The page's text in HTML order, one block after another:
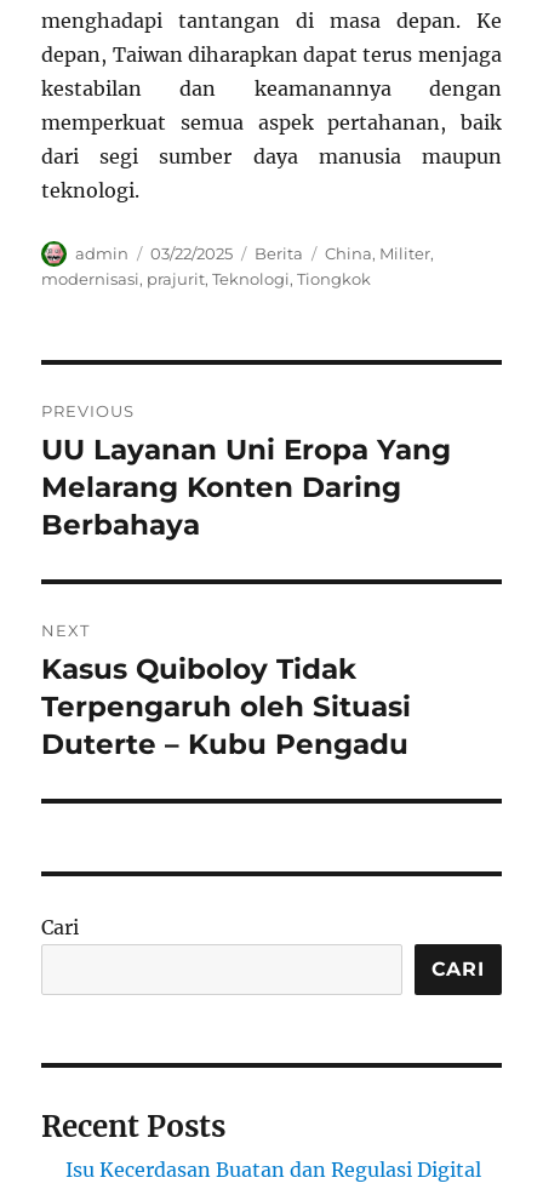
menghadapi tantangan di masa depan. Ke
depan, Taiwan diharapkan dapat terus menjaga
kestabilan dan keamanannya dengan
memperkuat semua aspek pertahanan, baik
dari segi sumber daya manusia maupun
teknologi.
Author
admin
Posted
on
03/22/2025 Categories
Berita Tags
China, Militer,
modernisasi, prajurit,Teknologi,Tiongkok
pos
PREVIOUS
Previous
post:
UU Layanan Uni Eropa Yang
Melarang Konten Daring
Berbahaya
NEXT
Next
post:
Kasus Quiboloy Tidak
Terpengaruh oleh Situasi
Duterte – Kubu Pengadu
Cari
CARI
Recent Posts
Isu Kecerdasan Buatan dan Regulasi Digital